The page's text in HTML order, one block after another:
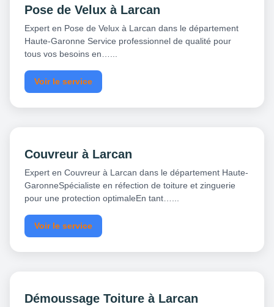
Pose de Velux à Larcan
Expert en Pose de Velux à Larcan dans le département
Haute-Garonne Service professionnel de qualité pour
tous vos besoins en…...
Voir le service
Couvreur à Larcan
Expert en Couvreur à Larcan dans le département Haute-
GaronneSpécialiste en réfection de toiture et zinguerie
pour une protection optimaleEn tant…...
Voir le service
Démoussage Toiture à Larcan